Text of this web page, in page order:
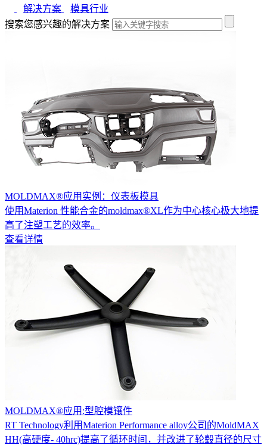
解决方案
模具行业
搜索您感兴趣的解决方案
MOLDMAX®应用实例：仪表板模具
使用Materion 性能合金的moldmax®XL作为中心核心极大地提
高了注塑工艺的效率。
查看详情
MOLDMAX®应用:型腔模镶件
RT Technology利用Materion Performance alloy公司的MoldMAX
HH(高硬度- 40hrc)提高了循环时间，并改进了轮毂直径的尺寸